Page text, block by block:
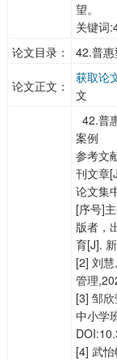
望。
关键词
论文目录：
42.普
论文正文：
获取论
文
42.普
案例
参考文
刊文章
论文集
[序号]
版者，
育[J].
[2] 刘
管理
[3] 邹
中小学
[4] 武